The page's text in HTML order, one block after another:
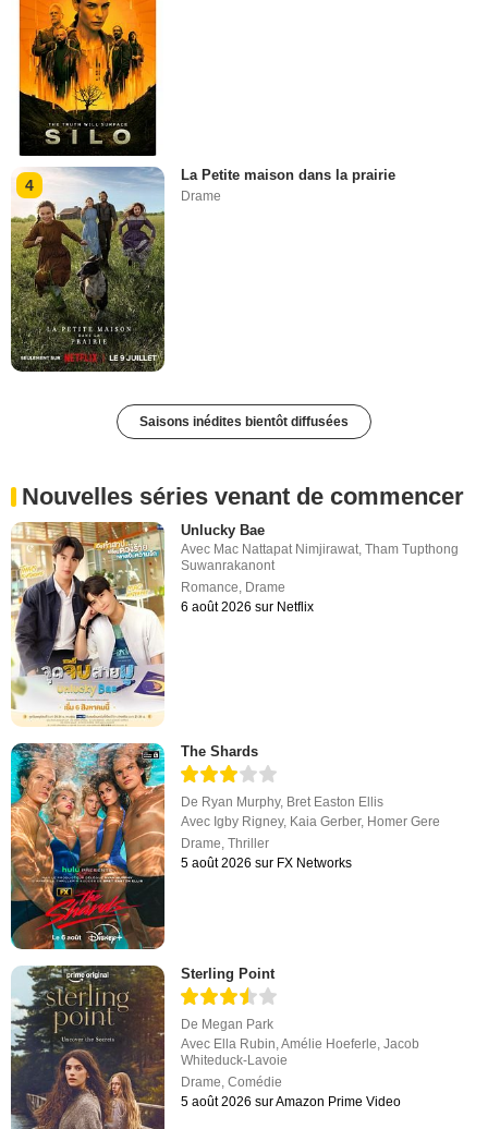
4
La Petite maison dans la prairie
Drame
Saisons inédites bientôt diffusées
Nouvelles séries venant de commencer
Unlucky Bae
Avec Mac Nattapat Nimjirawat,Tham Tupthong
Suwanrakanont
Romance, Drame
6 août 2026 sur Netflix
The Shards
De Ryan Murphy, Bret Easton Ellis
Avec Igby Rigney, Kaia Gerber, Homer Gere
Drame,Thriller
5 août 2026 sur FX Networks
Sterling Point
De Megan Park
Avec Ella Rubin ,Amélie Hoeferle ,Jacob
Whiteduck-Lavoie
Drame ,Comédie
5 août 2026 sur Amazon Prime Video